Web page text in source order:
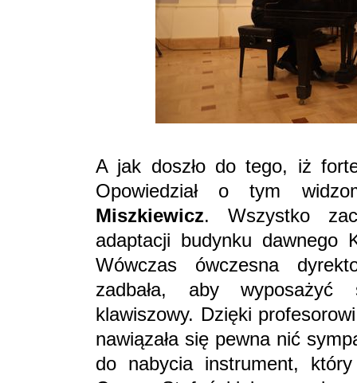
A jak doszło do tego, iż
Opowiedział o tym
Miszkiewicz. Wszystko
adaptacji budynku dawnego
Wówczas ówczesna
zadbała, aby
klawiszowy. Dzięki
nawiązała się pewna nić
do nabycia instrument,